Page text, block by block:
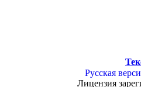
Русская
Лицензия